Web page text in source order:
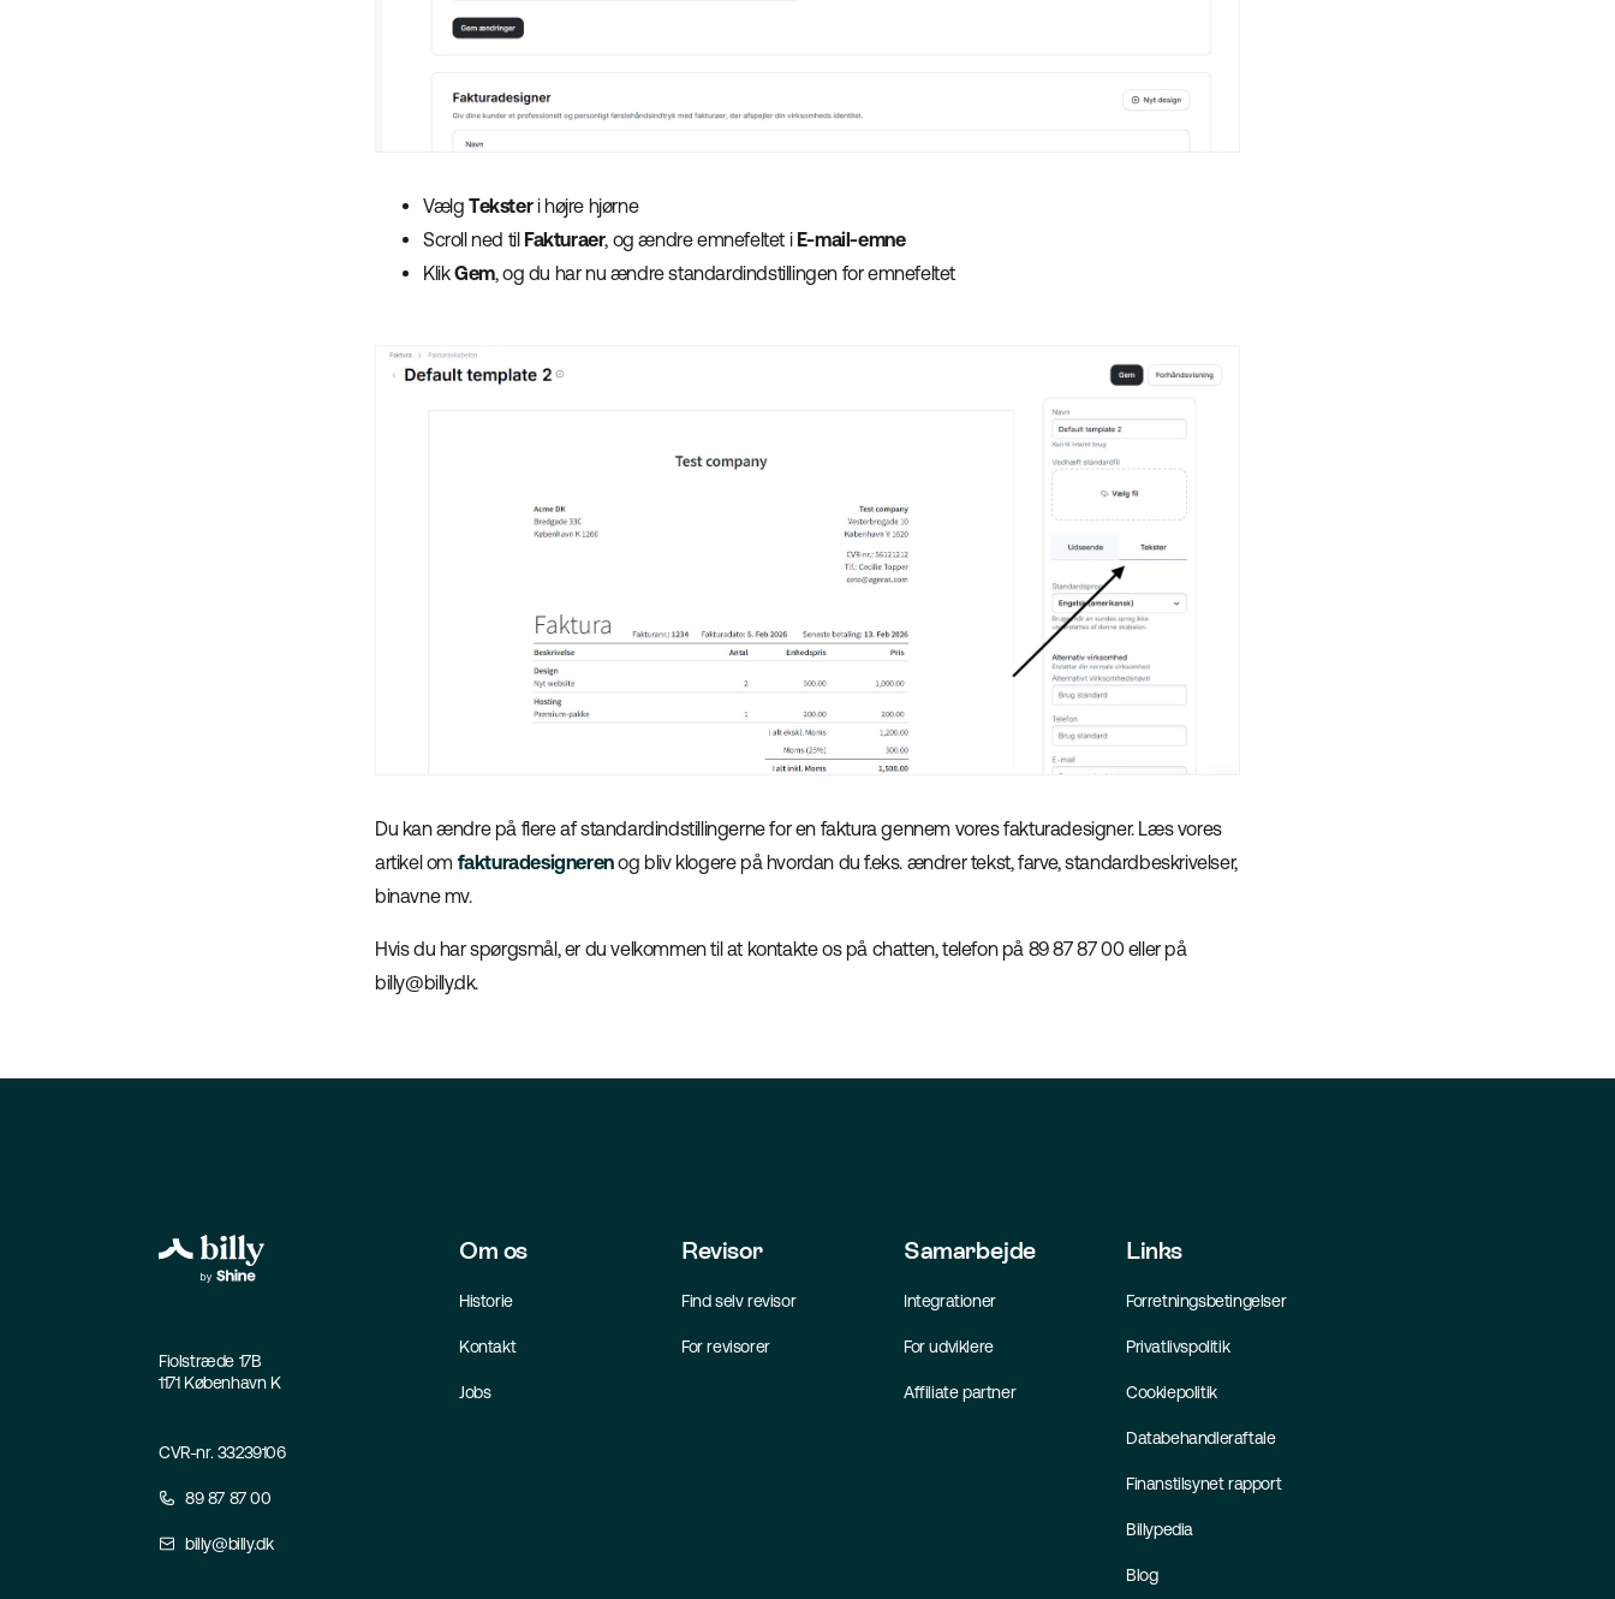
Vælg Teksteri højre hjørne
Scroll ned til Fakturaer, og ændre emnefeltet i E-mail-emne
KlikGem, og du har nu ændre standardindstillingen for emnefeltet
Du kan ændre på flere af standardindstillingerne for en faktura gennem vores fakturadesigner. Læs vores
artikel om fakturadesignerenog bliv klogere på hvordan du f.eks. ændrer tekst, farve, standardbeskrivelser,
binavne mv.
Hvis du har spørgsmål, er du velkommen til at kontakte os på chatten, telefon på 89 87 87 00 eller på
billy@billy.dk.
Fiolstræde 17B
1171 København K
CVR-nr. 33239106
89 87 87 00
billy@billy.dk
Om os
Historie
Kontakt
Jobs
Revisor
Find selv revisor
For revisorer
Samarbejde
Integrationer
For udviklere
Affiliate partner
Links
Forretningsbetingelser
Privatlivspolitik
Cookiepolitik
Databehandleraftale
Finanstilsynet rapport
Billypedia
Blog